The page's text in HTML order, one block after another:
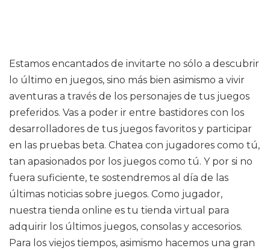
Estamos encantados de invitarte no sólo a descubrir
lo último en juegos, sino más bien asimismo a vivir
aventuras a través de los personajes de tus juegos
preferidos. Vas a poder ir entre bastidores con los
desarrolladores de tus juegos favoritos y participar
en las pruebas beta. Chatea con jugadores como tú,
tan apasionados por los juegos como tú. Y por si no
fuera suficiente, te sostendremos al día de las
últimas noticias sobre juegos. Como jugador,
nuestra tienda online es tu tienda virtual para
adquirir los últimos juegos, consolas y accesorios.
Para los viejos tiempos, asimismo hacemos una gran